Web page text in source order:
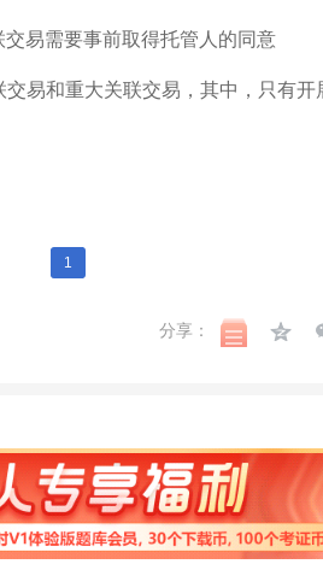
易需要事前取得托管人的同意
易和重大关联交易，其中，只有开
1
分享：